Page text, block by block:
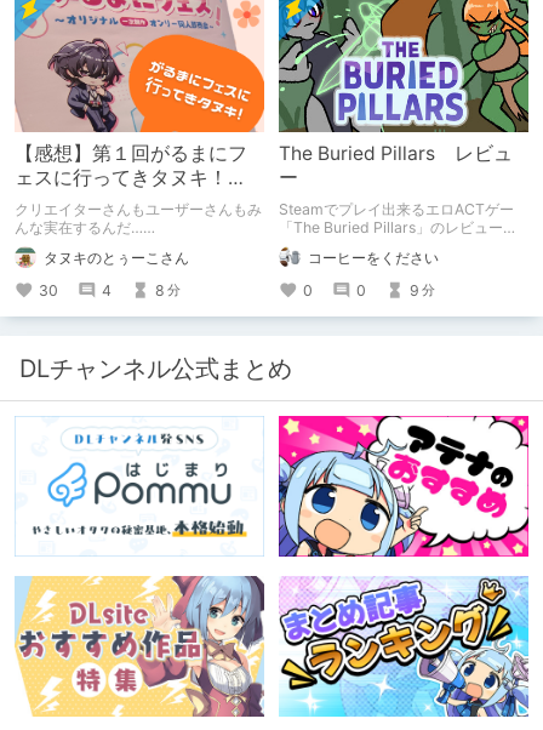
【感想】第１回がるまにフ
ェスに行ってきタヌキ！
【レポ】
クリエイターさんもユーザーさんもみ
んな実在するんだ……
タヌキのとぅーこさん
30
4 8 分
The Buried Pillars レビュ
ー
Steamでプレイ出来るエロACTゲー
「The Buried Pillars」のレビューで
す。
コーヒーをください
0
0 9 分
DLチャンネル公式まとめ